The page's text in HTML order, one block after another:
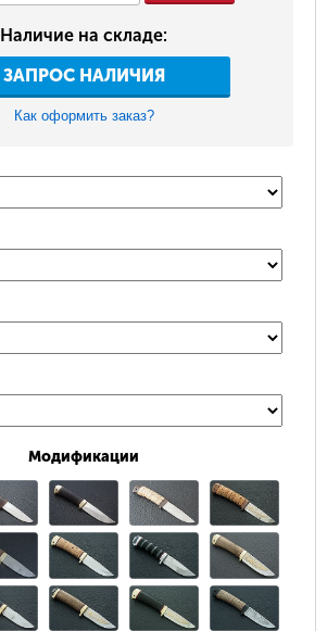
Наличие на складе:
ЗАПРОС НАЛИЧИЯ
Как оформить заказ?
Модификации